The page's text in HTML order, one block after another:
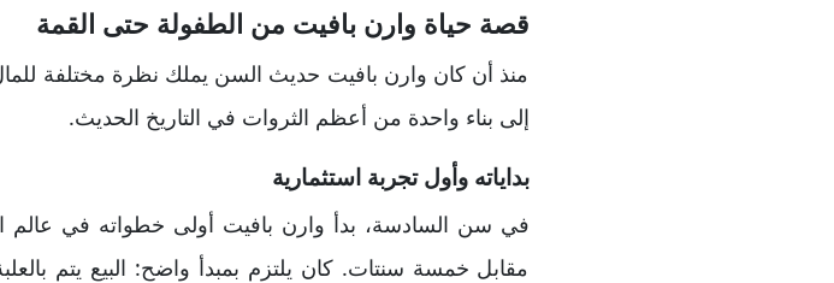
قصة حياة وارن بافيت من الطفولة حتى القمة
منذ أن كان وارن بافيت حديث السن يملك نظرة مختلفة
إلى بناء واحدة من أعظم الثروات في التاريخ الحديث.
بداياته وأول تجربة استثمارية
في سن السادسة، بدأ وارن بافيت أولى خطواته في عالم
مقابل خمسة سنتات. كان يلتزم بمبدأ واضح: البيع يتم